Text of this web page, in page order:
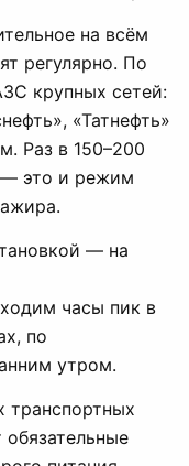
на всём
регулярно. По
крупных сетей:
«Татнефть»
Раз в 150–200
— это и режим
— на
часы пик в
по
утром.
транспортных